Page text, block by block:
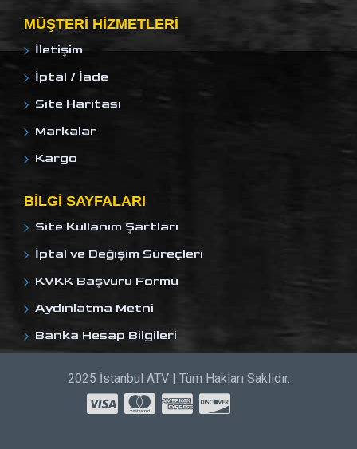
MÜŞTERI HIZMETLERI
İletişim
İptal / İade
Site Haritası
Markalar
Kargo
BILGI SAYFALARI
Site Kullanım Şartları
İptal ve Değişim Süreçleri
KVKK Başvuru Formu
Aydınlatma Metni
Banka Hesap Bilgileri
2025 İstanbul ATV | Tüm Hakları Saklıdır.